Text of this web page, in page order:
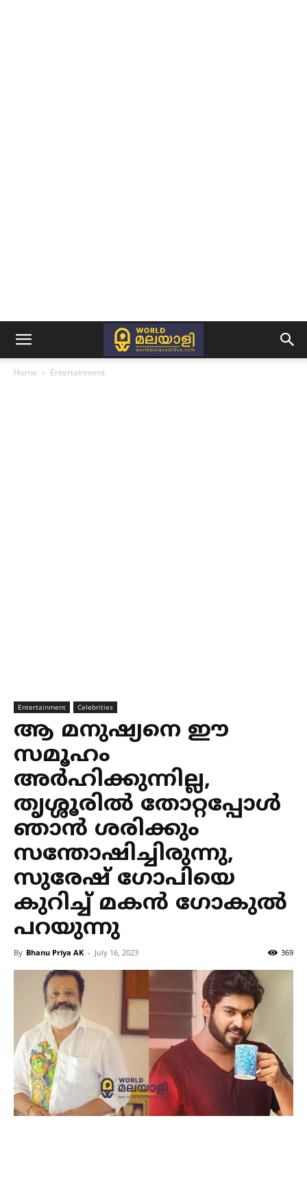
Home Entertainment
Entertainment Celebrities
ആ മനുഷ്യനെ ഈ
സമൂഹം
അര്‍ഹിക്കുന്നില്ല,
തൃശ്ശൂരില്‍ തോറ്റപ്പോള്‍
ഞാന്‍ ശരിക്കും
സന്തോഷിച്ചിരുന്നു,
സുരേഷ് ഗോപിയെ
കുറിച്ച് മകന്‍ ഗോകുല്‍
പറയുന്നു
By Bhanu Priya AK - July 16, 2023 369